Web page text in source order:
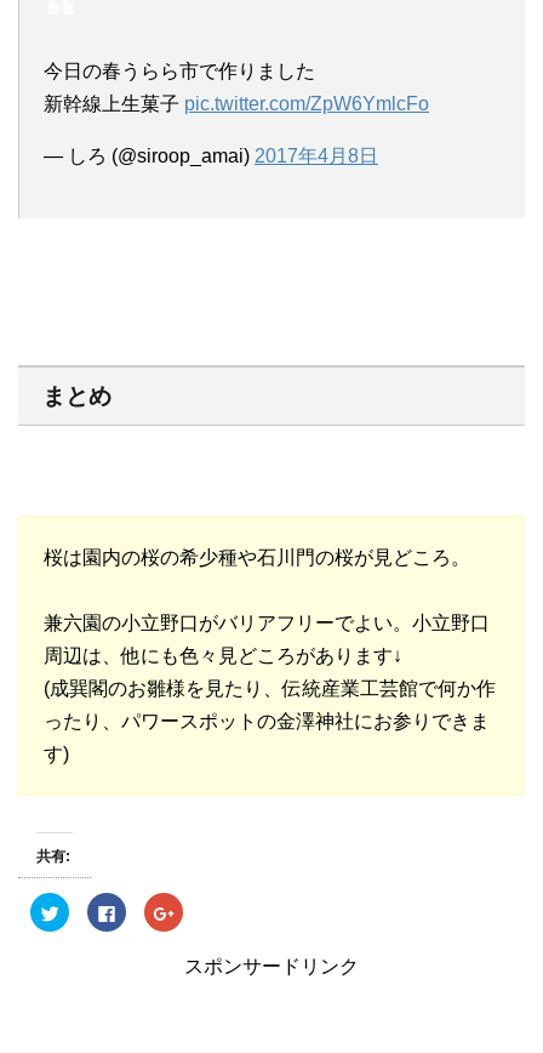
今日の春うらら市で作りました
新幹線上生菓子 pic.twitter.com/ZpW6YmlcFo
— しろ (@siroop_amai) 2017年4月8日
まとめ
桜は園内の桜の希少種や石川門の桜が見どころ。
兼六園の小立野口がバリアフリーでよい。小立野口
周辺は、他にも色々見どころがあります↓
(成巽閣のお雛様を見たり、伝統産業工芸館で何か作
ったり、パワースポットの金澤神社にお参りできま
す)
共有:
ク
リ
F
a
ク
リ
しスポンサードリンク